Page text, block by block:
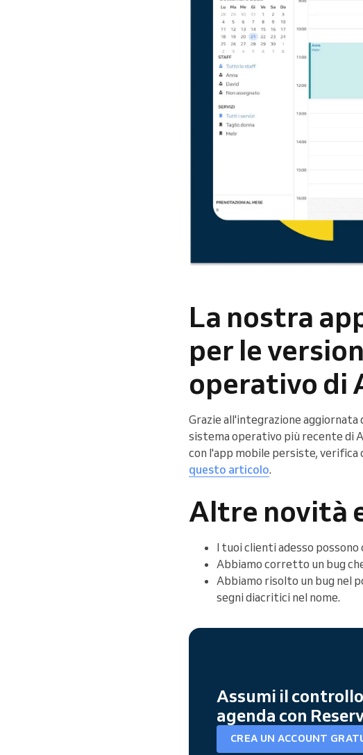
La nostra
per le
operativo di
Grazie all'integrazione
sistema operativo più recente di
con l'app mobile persiste,
questo articolo.
Altre novità
I tuoi clienti adesso
Abbiamo corretto un bug
Abbiamo risolto un bug nel
segni diacritici nel nome.
Assumi il
agenda con
CREA UN ACCOUNT